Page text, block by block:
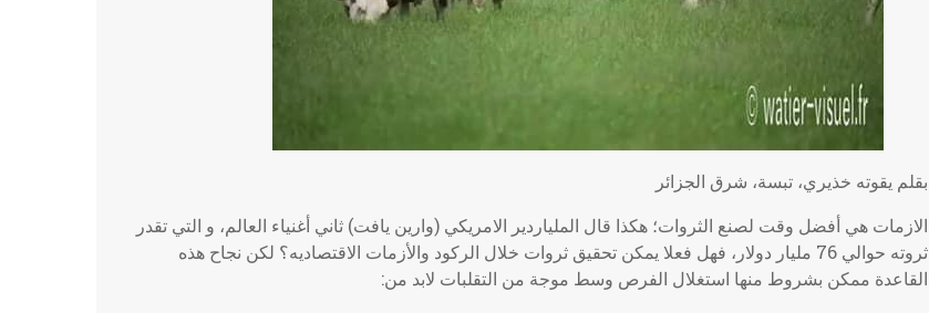
بقلم يقوته خذيري، تبسة، شرق الجزائر
الازمات هي أفضل وقت لصنع الثروات؛ هكذا قال الملياردير الامريكي (وارين يافت) ثاني أغنياء العالم، و التي تقدر
ثروته حوالي 76 مليار دولار، فهل فعلا يمكن تحقيق ثروات خلال الركود والأزمات الاقتصاديه؟ لكن نجاح هذه
القاعدة ممكن بشروط منها استغلال الفرص وسط موجة من التقلبات لابد من: